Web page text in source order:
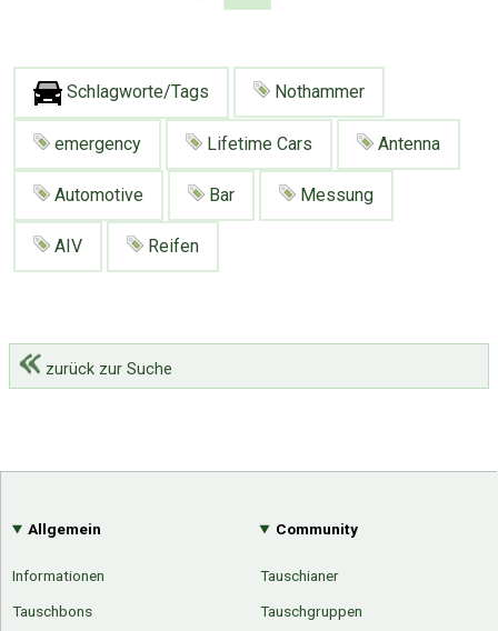
Schlagworte/Tags Nothammer
emergency Lifetime Cars Antenna
Automotive Bar Messung
AIV Reifen
zurück zur Suche
Allgemein
Informationen
Tauschbons
Community
Tauschianer
Tauschgruppen